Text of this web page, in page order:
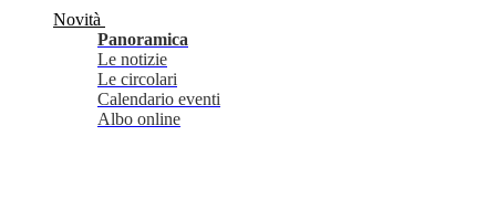
Novità
Panoramica
Le notizie
Le circolari
Calendario eventi
Albo online